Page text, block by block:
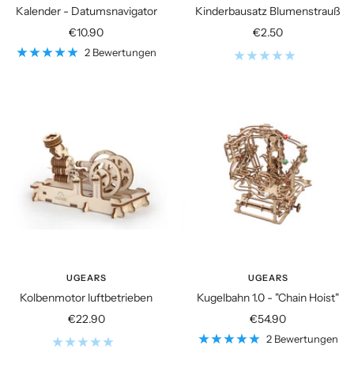
Kalender - Datumsnavigator
Angebotspreis
€10.90
2 Bewertungen
Kinderbausatz Blumenstrauß
Angebotspreis
€2.50
UGEARS
Kolbenmotor luftbetrieben
Angebotspreis
€22.90
UGEARS
Kugelbahn 1.0 - "Chain Hoist"
Angebotspreis
€54.90
2 Bewertungen